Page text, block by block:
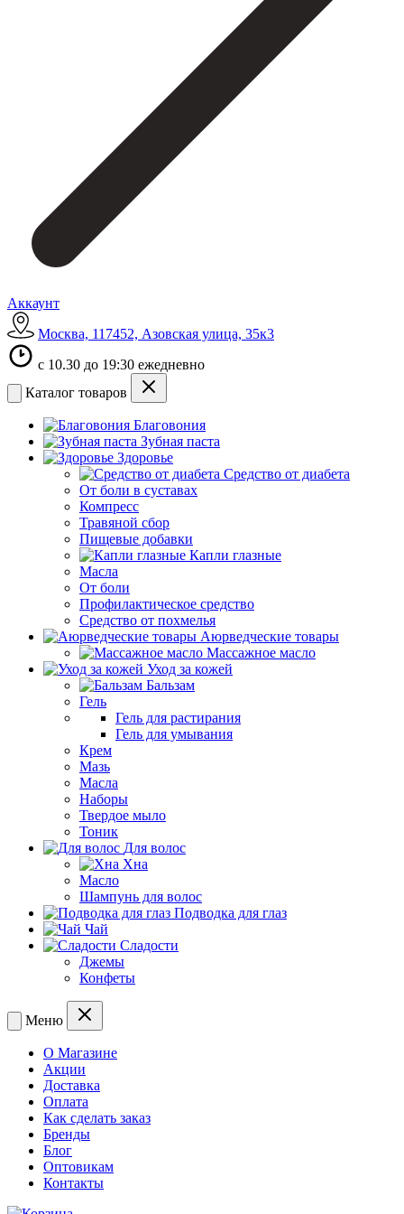
Аккаунт
Москва, 117452, Азовская улица, 35к3
с 10.30 до 19:30 ежедневно
Каталог товаров
Благовония
Зубная паста
Здоровье
Средство от диабета
От боли в суставах
Компресс
Травяной сбор
Пищевые добавки
Капли глазные
Масла
От боли
Профилактическое средство
Средство от похмелья
Аюрведческие товары
Массажное масло
Уход за кожей
Бальзам
Гель
Гель для растирания
Гель для умывания
Крем
Мазь
Масла
Наборы
Твердое мыло
Тоник
Для волос
Хна
Масло
Шампунь для волос
Подводка для глаз
Чай
Сладости
Джемы
Конфеты
Меню
О Магазине
Акции
Доставка
Оплата
Как сделать заказ
Бренды
Блог
Оптовикам
Контакты